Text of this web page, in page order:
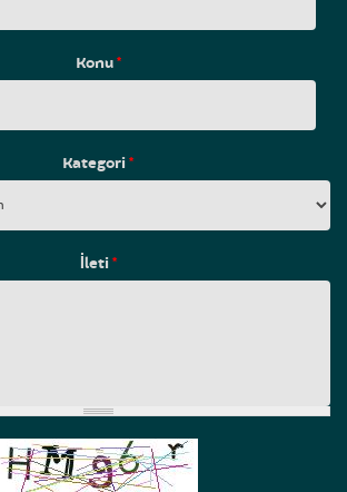
Konu*
Kategori*
İleti*